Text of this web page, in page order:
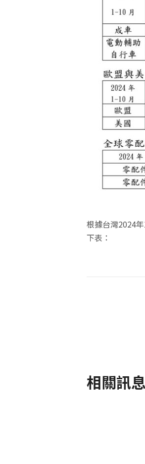
根據台灣2024
下表：
相關訊息